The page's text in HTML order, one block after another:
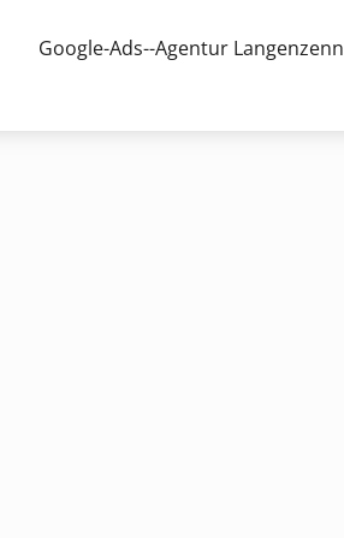
Google-Ads--Agentur Langenzenn